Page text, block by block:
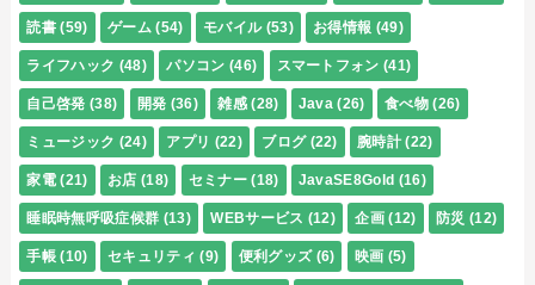
読書 (59) ゲーム (54) モバイル (53) お得情報 (49)
ライフハック (48) パソコン (46) スマートフォン (41)
自己啓発 (38) 開発 (36) 雑感 (28) Java (26) 食べ物 (26)
ミュージック (24) アプリ (22) ブログ (22) 腕時計 (22)
家電 (21) お店 (18) セミナー (18) JavaSE8Gold (16)
睡眠時無呼吸症候群 (13) WEBサービス (12) 企画 (12) 防災 (12)
手帳 (10) セキュリティ (9) 便利グッズ (6) 映画 (5)